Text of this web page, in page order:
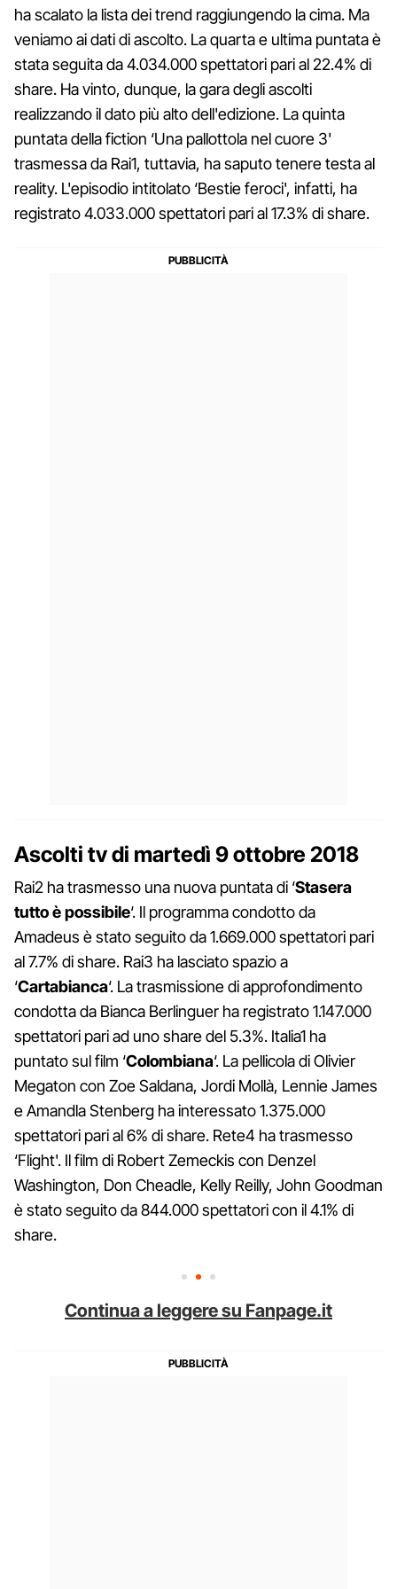
ha scalato la lista dei trend raggiungendo la cima. Ma
veniamo ai dati di ascolto. La quarta e ultima puntata è
stata seguita da 4.034.000 spettatori pari al 22.4% di
share. Ha vinto, dunque, la gara degli ascolti
realizzando il dato più alto dell'edizione. La quinta
puntata della fiction ‘Una pallottola nel cuore 3'
trasmessa da Rai1, tuttavia, ha saputo tenere testa al
reality. L'episodio intitolato ‘Bestie feroci', infatti, ha
registrato 4.033.000 spettatori pari al 17.3% di share.
Ascolti tv di martedì 9 ottobre 2018
Rai2 ha trasmesso una nuova puntata di ‘Stasera
tutto è possibile‘. Il programma condotto da
Amadeus è stato seguito da 1.669.000 spettatori pari
al 7.7% di share. Rai3 ha lasciato spazio a
‘Cartabianca‘. La trasmissione di approfondimento
condotta da Bianca Berlinguer ha registrato 1.147.000
spettatori pari ad uno share del 5.3%. Italia1 ha
puntato sul film ‘Colombiana‘. La pellicola di Olivier
Megaton con Zoe Saldana, Jordi Mollà, Lennie James
e Amandla Stenberg ha interessato 1.375.000
spettatori pari al 6% di share. Rete4 ha trasmesso
‘Flight'. Il film di Robert Zemeckis con Denzel
Washington, Don Cheadle, Kelly Reilly, John Goodman
è stato seguito da 844.000 spettatori con il 4.1% di
share.
Continua a leggere su Fanpage.it